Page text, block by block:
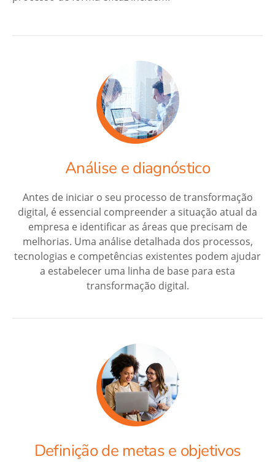
Análise e diagnóstico
Antes de iniciar o seu processo de transformação
digital, é essencial compreender a situação atual da
empresa e identificar as áreas que precisam de
melhorias. Uma análise detalhada dos processos,
tecnologias e competências existentes podem ajudar
a estabelecer uma linha de base para esta
transformação digital.
Definição de metas e objetivos